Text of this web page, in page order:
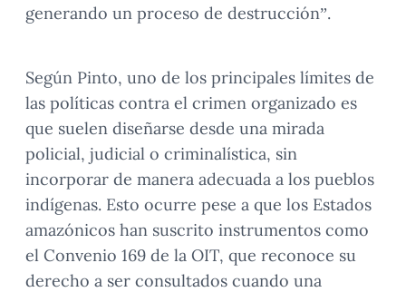
generando un proceso de destrucción”.
Según Pinto, uno de los principales límites de
las políticas contra el crimen organizado es
que suelen diseñarse desde una mirada
policial, judicial o criminalística, sin
incorporar de manera adecuada a los pueblos
indígenas. Esto ocurre pese a que los Estados
amazónicos han suscrito instrumentos como
el Convenio 169 de la OIT, que reconoce su
derecho a ser consultados cuando una